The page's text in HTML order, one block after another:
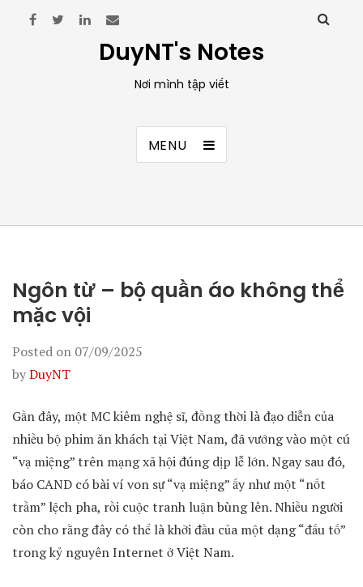
DuyNT's Notes
Nơi mình tập viết
MENU
Ngôn từ – bộ quần áo không thể
mặc vội
Posted on 07/09/2025
byDuyNT
Gần đây, một MC kiêm nghệ sĩ, đồng thời là đạo diễn của
nhiều bộ phim ăn khách tại Việt Nam, đã vướng vào một cú
“vạ miệng” trên mạng xã hội đúng dịp lễ lớn. Ngay sau đó,
báo CAND có bài ví von sự “vạ miệng” ấy như một “nốt
trầm” lệch pha, rồi cuộc tranh luận bùng lên. Nhiều người
còn cho rằng đây có thể là khởi đầu của một dạng “đấu tố”
trong kỷ nguyên Internet ở Việt Nam.